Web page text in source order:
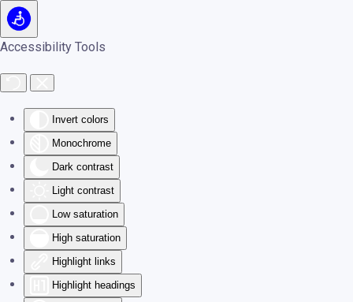
Accessibility Tools
Invert colors
Monochrome
Dark contrast
Light contrast
Low saturation
High saturation
Highlight links
Highlight headings
Skip to main content